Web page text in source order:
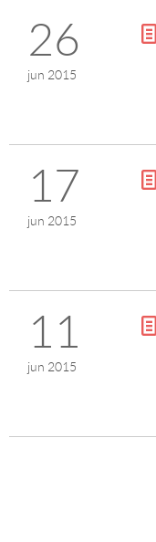
26
jun 2015
g
17
jun 2015
g
11
jun 2015
g